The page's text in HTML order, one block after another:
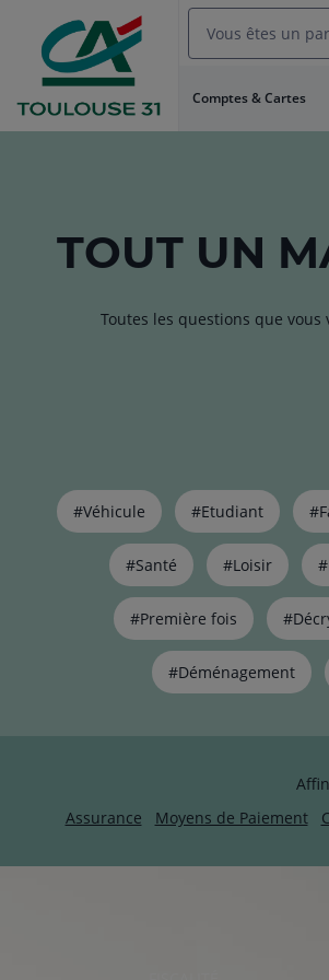
au
Menu
Aller au
Contenu
Vous êtes un
Comptes & Cartes
TOUT UN
Toutes les questions que
Liste
de
lien
#Véhicule #Etudiant
#Santé #Loisir
#Première fois
#Déménagement
Assurance
Moyens de Paiement